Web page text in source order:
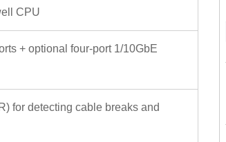
CPU
+ optional four-port 1/10GbE
for detecting cable breaks and